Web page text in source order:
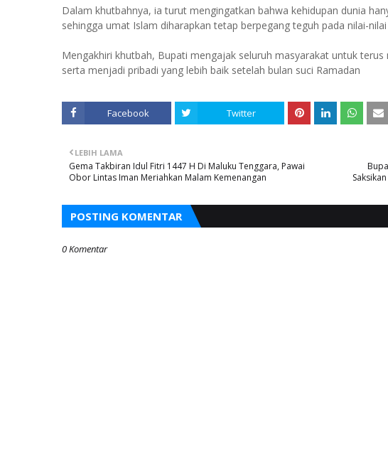
Dalam khutbahnya, ia turut mengingatkan bahwa kehidupan dunia
sehingga umat Islam diharapkan tetap berpegang teguh pada nilai-
Mengakhiri khutbah, Bupati mengajak seluruh masyarakat untuk
serta menjadi pribadi yang lebih baik setelah bulan suci Ramadan
Facebook Twitter
LEBIH LAMA
Gema Takbiran Idul Fitri 1447 H Di Maluku Tenggara, Pawai
Obor Lintas Iman Meriahkan Malam Kemenangan
POSTING KOMENTAR
0 Komentar